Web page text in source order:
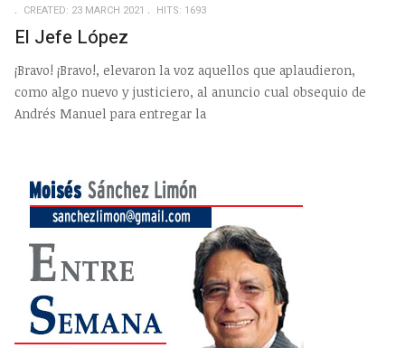
CREATED: 23 MARCH 2021
HITS: 1693
El Jefe López
¡Bravo! ¡Bravo!, elevaron la voz aquellos que aplaudieron,
como algo nuevo y justiciero, al anuncio cual obsequio de
Andrés Manuel para entregar la